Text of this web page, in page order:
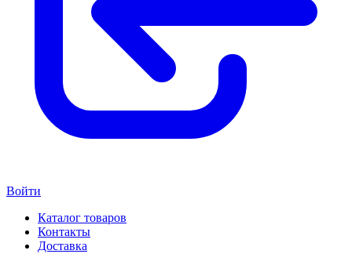
Войти
Каталог товаров
Контакты
Доставка